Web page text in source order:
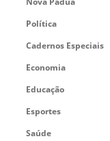
Política
Cadernos Especiais
Economia
Educação
Esportes
Saúde